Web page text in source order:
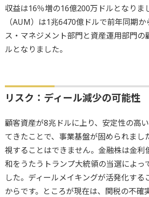
収益は16％増の16億200万ドルとなりま
（AUM）は1兆6470億ドルで前年同期
ス・マネジメント部門と資産運用部門の
ルとなりました。
リスク：ディール減少の可能性
顧客資産が8兆ドルに上り、安定性の高
てきたことで、事業基盤が固められまし
視することはできません。金融株は金利
和をうたうトランプ大統領の当選によっ
した。ディールメイキングが活発化する
からです。ところが現在は、関税の不確